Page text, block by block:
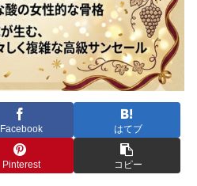
Facebook はてブ
Pinterest コピー